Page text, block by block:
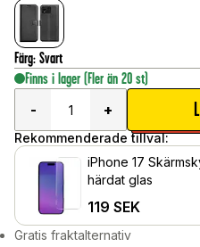
Färg: Svart
Finns i lager (Fler än 20 st)
-
+
Rekommenderade tillval:
iPhone 17
härdat glas
119 SEK
Gratis fraktalternativ